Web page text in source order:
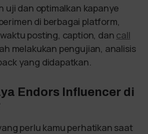
uji dan optimalkan kapanye
di berbagai platform,
posting, caption, dan call
melakukan pengujian, analisis
yang didapatkan.
Endors Influencer di
perlu kamu perhatikan saat